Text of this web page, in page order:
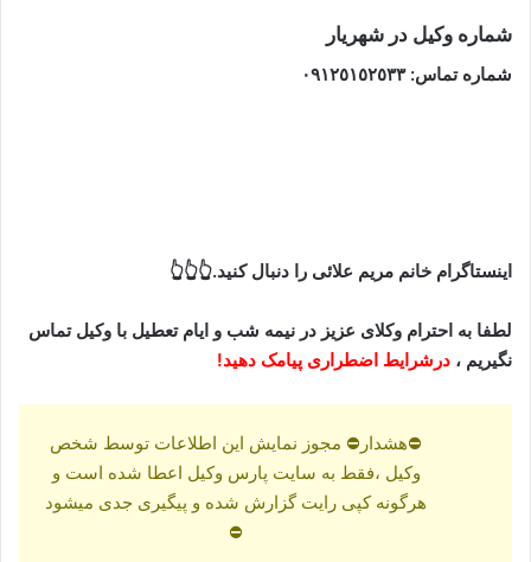
شماره وکیل در شهریار
شماره تماس: ٠٩١٢٥١٥٢٥٣٣
اینستاگرام خانم مریم علائی را دنبال کنید.👆👆👆
لطفا به احترام وکلای عزیز در نیمه شب و ایام تعطیل با وکیل تماس
نگیریم ، درشرایط اضطراری پیامک دهید!
⛔هشدار⛔ مجوز نمایش این اطلاعات توسط شخص
وکیل ،فقط به سایت پارس وکیل اعطا شده است و
هرگونه کپی رایت گزارش شده و پیگیری جدی میشود
⛔